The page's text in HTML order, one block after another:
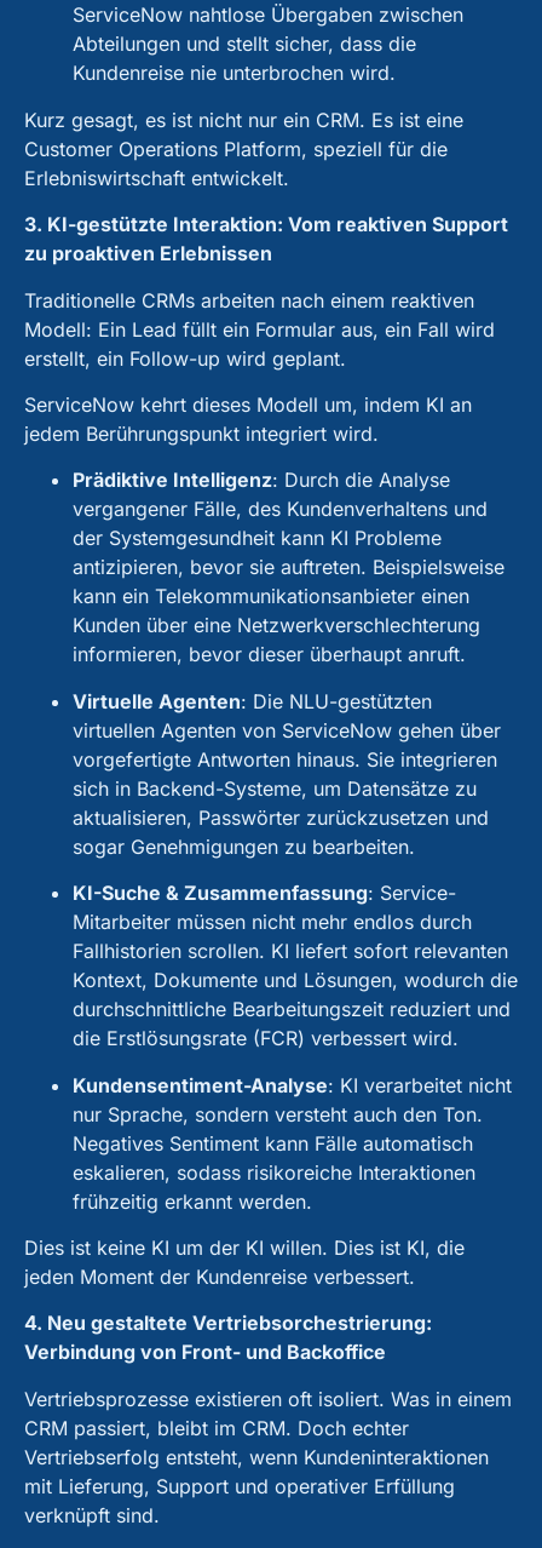
ServiceNow nahtlose Übergaben zwischen
Abteilungen und stellt sicher, dass die
Kundenreise nie unterbrochen wird.
Kurz gesagt, es ist nicht nur ein CRM. Es ist eine
Customer Operations Platform, speziell für die
Erlebniswirtschaft entwickelt.
3. KI-gestützte Interaktion: Vom reaktiven Support
zu proaktiven Erlebnissen
Traditionelle CRMs arbeiten nach einem reaktiven
Modell: Ein Lead füllt ein Formular aus, ein Fall wird
erstellt, ein Follow-up wird geplant.
ServiceNow kehrt dieses Modell um, indem KI an
jedem Berührungspunkt integriert wird.
Prädiktive Intelligenz: Durch die Analyse
vergangener Fälle, des Kundenverhaltens und
der Systemgesundheit kann KI Probleme
antizipieren, bevor sie auftreten. Beispielsweise
kann ein Telekommunikationsanbieter einen
Kunden über eine Netzwerkverschlechterung
informieren, bevor dieser überhaupt anruft.
Virtuelle Agenten: Die NLU-gestützten
virtuellen Agenten von ServiceNow gehen über
vorgefertigte Antworten hinaus. Sie integrieren
sich in Backend-Systeme, um Datensätze zu
aktualisieren, Passwörter zurückzusetzen und
sogar Genehmigungen zu bearbeiten.
KI-Suche & Zusammenfassung: Service-
Mitarbeiter müssen nicht mehr endlos durch
Fallhistorien scrollen. KI liefert sofort relevanten
Kontext, Dokumente und Lösungen, wodurch die
durchschnittliche Bearbeitungszeit reduziert und
die Erstlösungsrate (FCR) verbessert wird.
Kundensentiment-Analyse: KI verarbeitet nicht
nur Sprache, sondern versteht auch den Ton.
Negatives Sentiment kann Fälle automatisch
eskalieren, sodass risikoreiche Interaktionen
frühzeitig erkannt werden.
Dies ist keine KI um der KI willen. Dies ist KI, die
jeden Moment der Kundenreise verbessert.
4. Neu gestaltete Vertriebsorchestrierung:
Verbindung von Front- und Backoffice
Vertriebsprozesse existieren oft isoliert. Was in einem
CRM passiert, bleibt im CRM. Doch echter
Vertriebserfolg entsteht, wenn Kundeninteraktionen
mit Lieferung, Support und operativer Erfüllung
verknüpft sind.